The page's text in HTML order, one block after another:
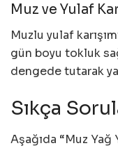
Muz ve Yulaf
Muzlu yulaf
gün boyu tokluk
dengede tutarak
Sıkça
Aşağıda “Muz